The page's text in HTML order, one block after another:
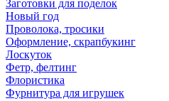
Заготовки для поделок
Новый год
Проволока, тросики
Оформление, скрапбукинг
Лоскуток
Фетр, фелтинг
Флористика
Фурнитура для игрушек